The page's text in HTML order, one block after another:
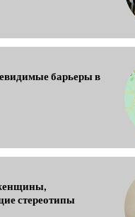
барьеры в
стереотипы